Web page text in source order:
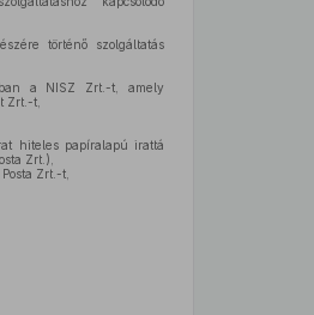
történő szolgáltatás
a NISZ Zrt.-t, amely
Zrt.-t,
hiteles papíralapú irattá
Zrt.),
Zrt.-t,